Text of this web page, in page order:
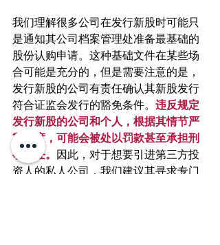
我们理解很多公司在发行新股时可能只
是通知其公司档案管理处准备最基础的
股份认购申请。这种基础文件在某些场
合可能是充分的，但是需要注意的是，
发行新股的公司有责任确认其新股发行
符合证监会发行的豁免条件。 违反规定
发行新股的公司和个人，根据其情节严
重程度，可能会被处以罚款甚至承担刑
事责任。 因此，对于想要引进第三方投
资人的私人公司，我们建议其寻求专门